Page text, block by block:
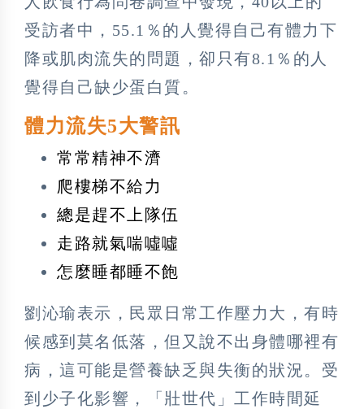
受訪者中，55.1％的人覺得自己有體力下
降或肌肉流失的問題，卻只有8.1％的人
覺得自己缺少蛋白質。
體力流失5大警訊
常常精神不濟
爬樓梯不給力
總是趕不上隊伍
走路就氣喘噓噓
怎麼睡都睡不飽
劉沁瑜表示，民眾日常工作壓力大，有時
候感到莫名低落，但又說不出身體哪裡有
病，這可能是營養缺乏與失衡的狀況。受
到少子化影響，「壯世代」工作時間延